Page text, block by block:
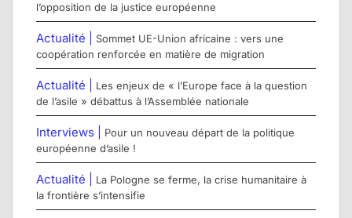
l’opposition de la justice européenne
Actualité |
Sommet UE-Union africaine : vers une
coopération renforcée en matière de migration
Actualité |
Les enjeux de « l’Europe face à la question
de l’asile » débattus à l’Assemblée nationale
Interviews |
Pour un nouveau départ de la politique
européenne d’asile !
Actualité |
La Pologne se ferme, la crise humanitaire à
la frontière s’intensifie